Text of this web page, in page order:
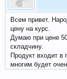
Всем привет.
цену на курс.
Думаю при цене
складчину.
Продукт входит в
многим будет